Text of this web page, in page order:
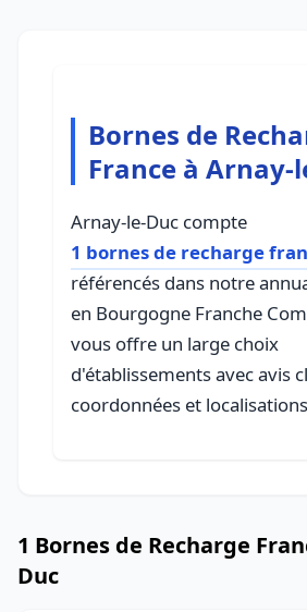
Bornes de
France à Arnay-
Arnay-le-Duc compte
1 bornes de recharge
référencés dans notre
en Bourgogne Franche
vous offre un large choix
d'établissements avec avis
coordonnées et
1 Bornes de Recharge
Duc